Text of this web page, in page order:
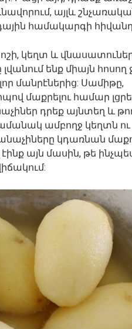
այլև
համակարգի
կեղտ և
ենք միայն հոսող
մանրէներից: Սամիթը,
մաքրելու համար
դրեք այնտեղ և
ամբողջ կեղտն ու
կդառնան
այն մասին, թե